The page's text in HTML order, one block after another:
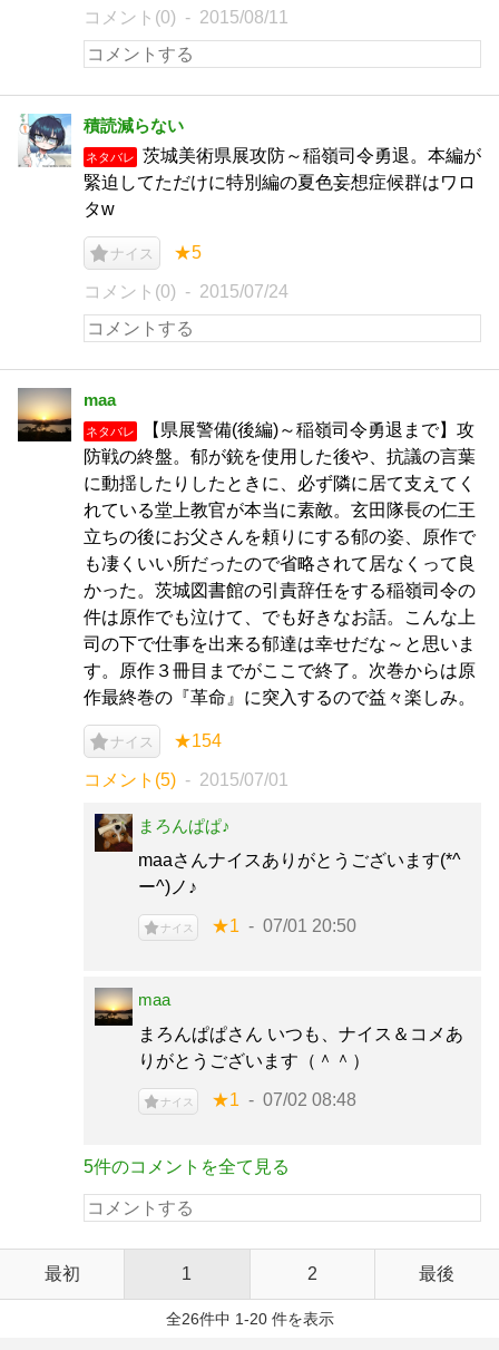
コメント(0) 2015/08/11
積読減らない
ネタバレ
茨城美術県展攻防～稲嶺司令勇退。本編が
緊迫してただけに特別編の夏色妄想症候群はワロ
タw
ナイス ★5
コメント(0) 2015/07/24
maa
ネタバレ
【県展警備(後編)～稲嶺司令勇退まで】攻
防戦の終盤。郁が銃を使用した後や、抗議の言葉
に動揺したりしたときに、必ず隣に居て支えてく
れている堂上教官が本当に素敵。玄田隊長の仁王
立ちの後にお父さんを頼りにする郁の姿、原作で
も凄くいい所だったので省略されて居なくって良
かった。茨城図書館の引責辞任をする稲嶺司令の
件は原作でも泣けて、でも好きなお話。こんな上
司の下で仕事を出来る郁達は幸せだな～と思いま
す。原作３冊目までがここで終了。次巻からは原
作最終巻の『革命』に突入するので益々楽しみ。
ナイス ★154
コメント(5) 2015/07/01
まろんぱぱ♪
maaさんナイスありがとうございます(*^
ー^)ノ♪
ナイス ★1 07/01 20:50
maa
まろんぱぱさん いつも、ナイス＆コメあ
りがとうございます（＾＾）
ナイス ★1 07/02 08:48
5件のコメントを全て見る
最初 1 2 最後
全26件中 1-20 件を表示